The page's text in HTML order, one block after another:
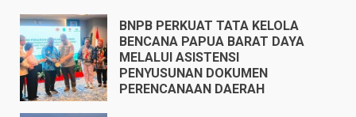
BNPB PERKUAT TATA KELOLA
BENCANA PAPUA BARAT DAYA
MELALUI ASISTENSI
PENYUSUNAN DOKUMEN
PERENCANAAN DAERAH